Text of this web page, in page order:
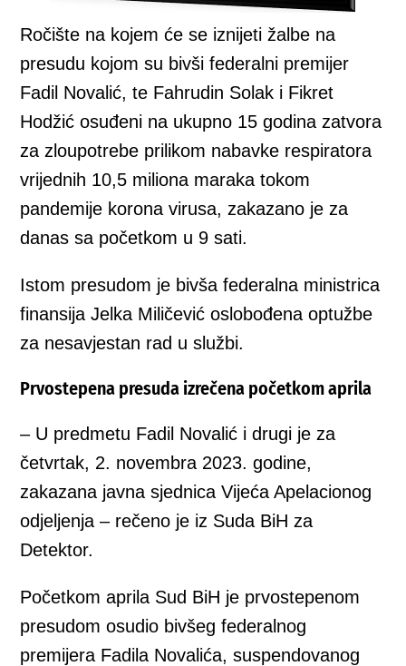
Ročište na kojem će se iznijeti žalbe na
presudu kojom su bivši federalni premijer
Fadil Novalić, te Fahrudin Solak i Fikret
Hodžić osuđeni na ukupno 15 godina zatvora
za zloupotrebe prilikom nabavke respiratora
vrijednih 10,5 miliona maraka tokom
pandemije korona virusa, zakazano je za
danas sa početkom u 9 sati.
Istom presudom je bivša federalna ministrica
finansija Jelka Miličević oslobođena optužbe
za nesavjestan rad u službi.
Prvostepena presuda izrečena početkom aprila
– U predmetu Fadil Novalić i drugi je za
četvrtak, 2. novembra 2023. godine,
zakazana javna sjednica Vijeća Apelacionog
odjeljenja – rečeno je iz Suda BiH za
Detektor.
Početkom aprila Sud BiH je prvostepenom
presudom osudio bivšeg federalnog
premijera Fadila Novalića, suspendovanog